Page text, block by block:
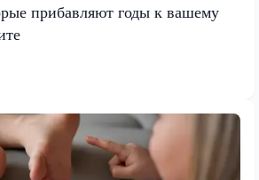
прибавляют годы к вашему